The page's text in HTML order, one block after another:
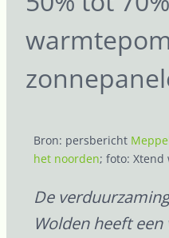
Bron: persbericht
het noorden; foto:
De
Wolden heeft